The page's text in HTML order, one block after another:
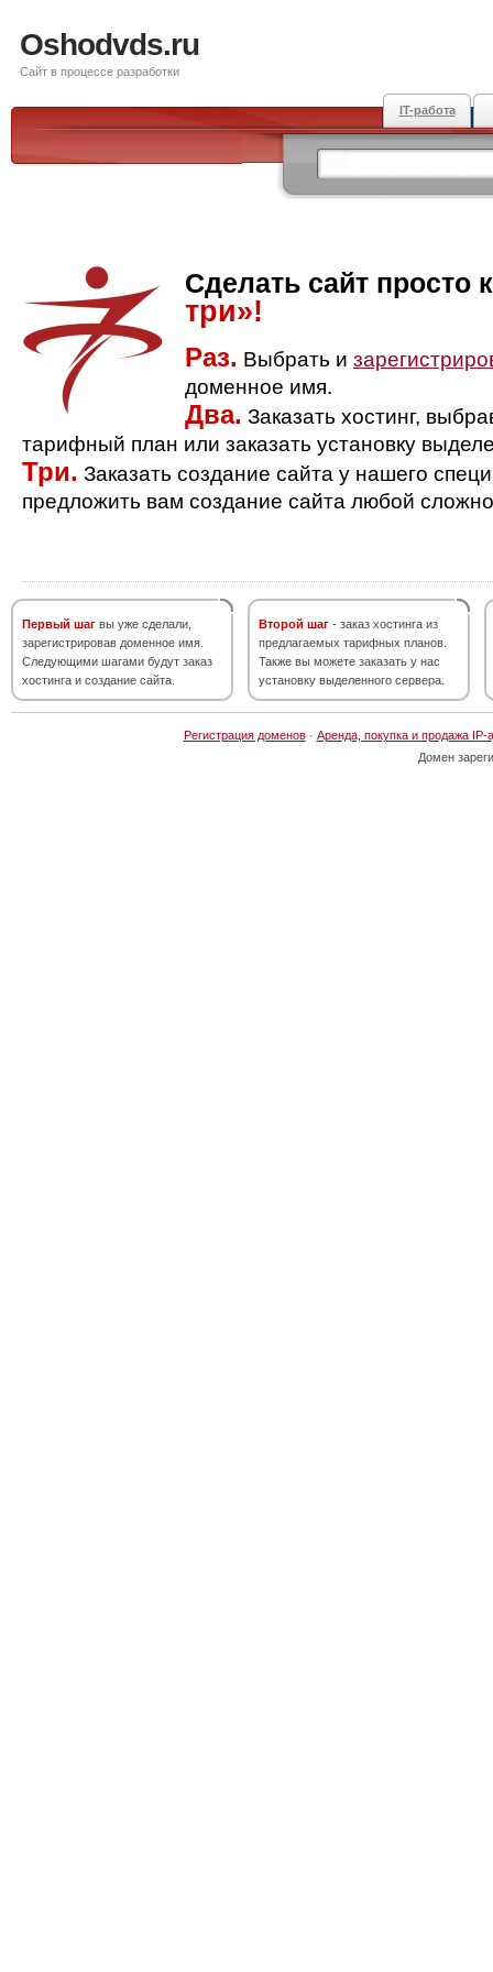
Oshodvds.ru
Сайт в процессе разработки
IT-работа
Сделать сайт просто
три»!
Раз. Выбрать и
доменное имя.
Два. Заказать хостинг,
тарифный план или заказать установку
Три. Заказать создание сайта у нашего
предложить вам создание сайта любой
Первый шаг вы уже сделали,
зарегистрировав доменное имя.
Следующими шагами будут заказ
хостинга и создание сайта.
Второй шаг - заказ хостинга из
предлагаемых тарифных планов.
Также вы можете заказать у нас
установку выделенного сервера.
Регистрация доменов· Аренда, покупка и продажа IP-
Домен